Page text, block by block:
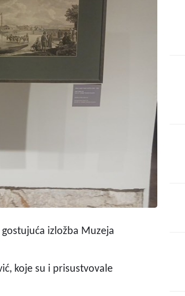
izložba Muzeja
koje su i prisustvovale